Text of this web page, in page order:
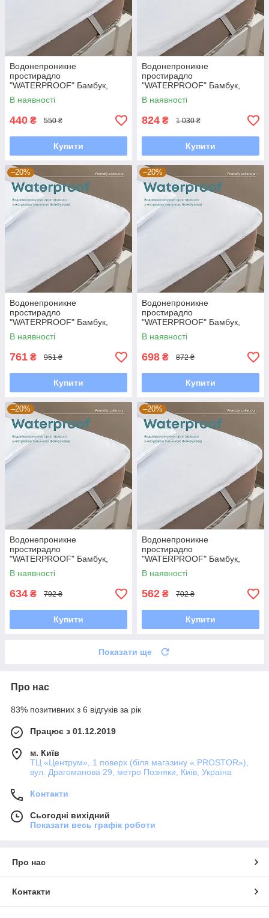
Водонепроникне
простирадло
"WATERPROOF" Бамбук,
80x200
В наявності
440 ₴ 550 ₴
Купити
Водонепроникне
простирадло
"WATERPROOF" Бамбук,
200x200
В наявності
824 ₴ 1 030 ₴
Купити
–20%
Водонепроникне
простирадло
"WATERPROOF" Бамбук,
180x200
В наявності
761 ₴ 951 ₴
Купити
–20%
Водонепроникне
простирадло
"WATERPROOF" Бамбук,
160x200
В наявності
698 ₴ 872 ₴
Купити
–20%
Водонепроникне
простирадло
"WATERPROOF" Бамбук,
140x200
В наявності
634 ₴ 792 ₴
Купити
–20%
Водонепроникне
простирадло
"WATERPROOF" Бамбук,
120x200
В наявності
562 ₴ 702 ₴
Купити
Показати ще
Про нас
83% позитивних з 6 відгуків за рік
Працює з 01.12.2019
м. Київ
ТЦ «Центрум», 1 поверх (біля магазину «.PROSTOR»),
вул. Драгоманова 29, метро Позняки, Київ, Україна
Контакти
Сьогодні вихідний
Показати весь графік роботи
Про нас
Контакти